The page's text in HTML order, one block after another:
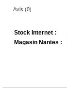
Avis (0)
Stock Internet :
Magasin Nantes :